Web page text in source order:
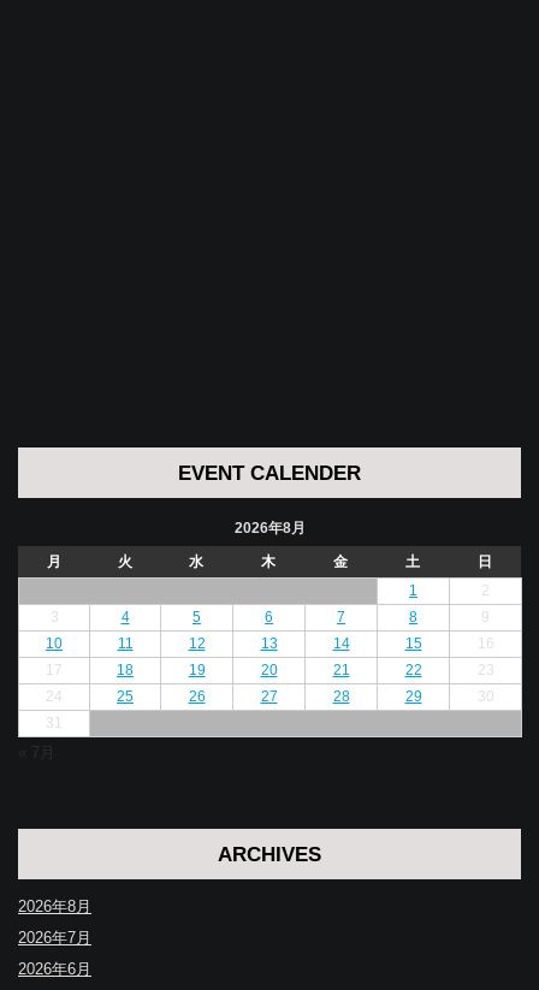
EVENT CALENDER
2026年8月
月
火 水 木 金 土
日
1
2
3
4 5 6 7 8
9
10
11 12 13 14 15
16
17
18 19 20 21 22
23
24
25 26 27 28 29
30
31
« 7月
ARCHIVES
2026年8月
2026年7月
2026年6月